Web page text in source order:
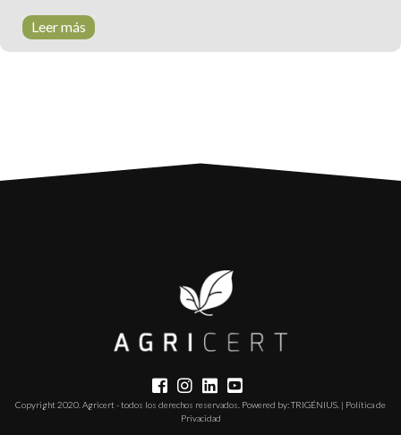
Leer más
Copyright 2020. Agricert - todos los derechos reservados. Powered by:TRIGÉNIUS . | Política de
Privacidad